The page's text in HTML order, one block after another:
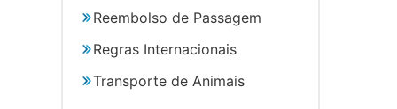
Reembolso de Passagem
Regras Internacionais
Transporte de Animais